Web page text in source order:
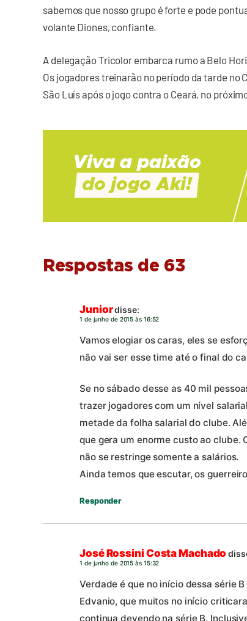
sabemos que nosso grupo é forte e pode
volante Diones, confiante.
A delegação Tricolor embarca rumo a Belo
Os jogadores treinarão no período da tarde no
São Luís após o jogo contra o Ceará, no
Respostas de 63
Juniordisse:
1 de junho de 2015 às 16:52
Vamos elogiar os caras, eles se
não vai ser esse time até o final do
Se no sábado desse as 40 mil
trazer jogadores com um nível
metade da folha salarial do clube.
que gera um enorme custo ao clube.
não se restringe somente a salários.
Ainda temos que escutar, os
Responder
José Rossini Costa Machado
1 de junho de 2015 às 15:32
Verdade é que no início dessa série
Edvanio, que muitos no início
continua devendo na série B.